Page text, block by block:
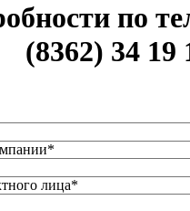
по
(8362) 34 19
лица*